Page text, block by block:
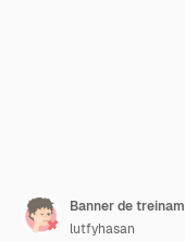
Banner de
lutfyhasan